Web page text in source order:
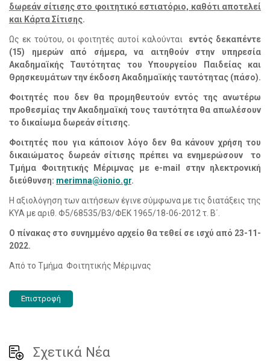
δωρεάν σίτισης στο φοιτητικό εστιατόριο, καθότι αποτελεί
και Κάρτα Σίτισης.
Ως εκ τούτου, οι φοιτητές αυτοί καλούνται
εντός δεκαπέντε
(15) ημερών από σήμερα, να αιτηθούν στην υπηρεσία
Ακαδημαϊκής Ταυτότητας του Υπουργείου Παιδείας και
Θρησκευμάτων την έκδοση Ακαδημαϊκής ταυτότητας (πάσο).
Φοιτητές που δεν θα προμηθευτούν εντός της ανωτέρω
προθεσμίας την Ακαδημαϊκή τους ταυτότητα θα απωλέσουν
το δικαίωμα δωρεάν σίτισης.
Φοιτητές που για κάποιον λόγο δεν θα κάνουν χρήση του
δικαιώματος δωρεάν σίτισης πρέπει να ενημερώσουν το
Τμήμα Φοιτητικής Μέριμνας με e-mail
στην ηλεκτρονική
διεύθυνση: merimna@ionio.gr.
Η αξιολόγηση των αιτήσεων έγινε σύμφωνα με τις διατάξεις της
ΚΥΑ με αριθ. Φ5/68535/Β3/ΦΕΚ 1965/18-06-2012 τ. Β΄.
Ο πίνακας στο συνημμένο αρχείο θα τεθεί σε ισχύ από 23-11-
2022.
Από το Τμήμα Φοιτητικής Μέριμνας
Επιστροφή
Σχετικά Νέα